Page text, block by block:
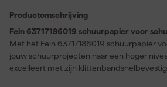
Productomschrijving
Fein 63717186019 schuurpapier voor
Met het Fein 63717186019 schuurpapier
jouw schuurprojecten naar een hoger
excelleert met zijn